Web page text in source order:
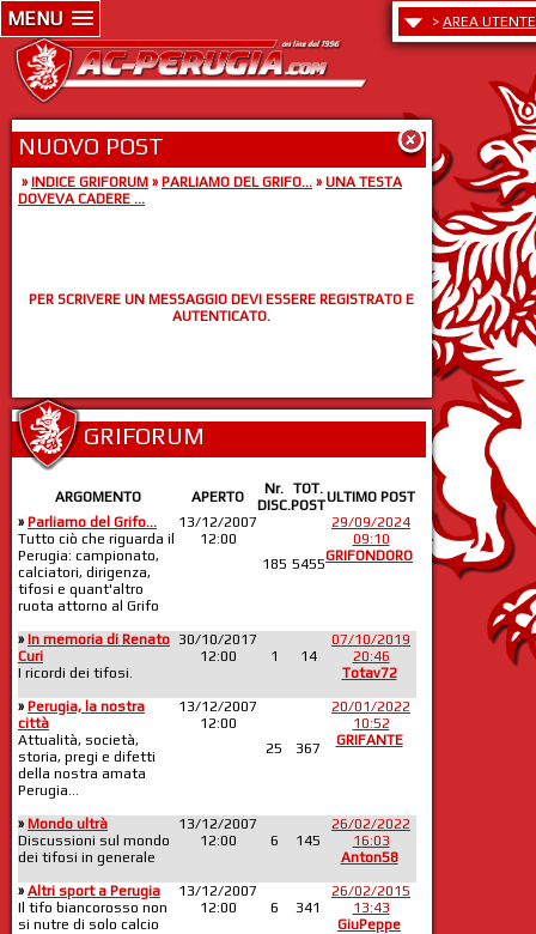
MENU > AREA UTENTE
NUOVO POST
» INDICE GRIFORUM » PARLIAMO DEL GRIFO... » UNA TESTA
DOVEVA CADERE ...
PER SCRIVERE UN MESSAGGIO DEVI ESSERE REGISTRATO E
AUTENTICATO.
GRIFORUM
ARGOMENTO APERTO
Nr.
DISC.
TOT.
POSTULTIMO POST
» Parliamo del Grifo...
Tutto ciò che riguarda il
Perugia: campionato,
calciatori, dirigenza,
tifosi e quant'altro
ruota attorno al Grifo
13/12/2007
12:00
185 5455
29/09/2024
09:10
GRIFONDORO
» In memoria di Renato
Curi
I ricordi dei tifosi.
30/10/2017
12:00
1 14
07/10/2019
20:46
Totav72
» Perugia, la nostra
città
Attualità, società,
storia, pregi e difetti
della nostra amata
Perugia...
13/12/2007
12:00
25
367
20/01/2022
10:52
GRIFANTE
» Mondo ultrà
Discussioni sul mondo
dei tifosi in generale
13/12/2007
12:00
6 145
26/02/2022
16:03
Anton58
» Altri sport a Perugia
Il tifo biancorosso non
si nutre di solo calcio
13/12/2007
12:00
6 341
26/02/2015
13:43
GiuPeppe